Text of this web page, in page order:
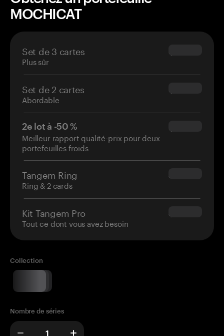
MOCHICAT
Set de 3 cartes
Plus sûr
$69.90
Set de 2 cartes
Abordable
$54.90
2e lot à -50 %
Meilleur rapport qualité-prix pour deux
portefeuilles froids
$34.95
Tangem Ring
Ring & 2 cards
$160.00
Kit Tangem Pro
Tout ce dont vous avez besoin
$180.00
Collection
Nombre de séries